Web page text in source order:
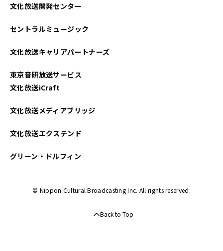
文化放送開発センター
セントラルミュージック
文化放送キャリアパートナーズ
東京音研放送サービス
文化放送iCraft
文化放送メディアブリッジ
文化放送エクステンド
グリーン・ドルフィン
© Nippon Cultural Broadcasting Inc. All rights reserved.
Back to Top